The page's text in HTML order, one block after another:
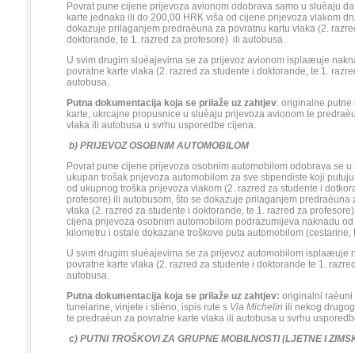
Povrat pune cijene prijevoza avionom odobrava samo u sluèaju
karte jednaka ili do 200,00 HRK viša od cijene prijevoza vlakom
dokazuje prilaganjem predraèuna za povratnu kartu vlaka (2.
doktorande, te 1. razred za profesore) ili autobusa.
U svim drugim sluèajevima se za prijevoz avionom isplaæuje
povratne karte vlaka (2. razred za studente i doktorande, te 1.
autobusa.
Putna dokumentacija koja se prilaže uz zahtjev: originalne putne
karte, ukrcajne propusnice u sluèaju prijevoza avionom te
vlaka ili autobusa u svrhu usporedbe cijena.
b) PRIJEVOZ OSOBNIM AUTOMOBILOM
Povrat pune cijene prijevoza osobnim automobilom odobrava se
ukupan trošak prijevoza automobilom za sve stipendiste koji
od ukupnog troška prijevoza vlakom (2. razred za studente i
profesore) ili autobusom, što se dokazuje prilaganjem predraèuna
vlaka (2. razred za studente i doktorande, te 1. razred za
cijena prijevoza osobnim automobilom podrazumijeva naknadu
kilometru i ostale dokazane troškove puta automobilom
U svim drugim sluèajevima se za prijevoz automobilom isplaæuje
povratne karte vlaka (2. razred za studente i doktorande te 1.
autobusa.
Putna dokumentacija koja se prilaže uz zahtjev: originalni raèuni
tunelarine, vinjete i slièno, ispis rute s Via Michelin ili nekog
te predraèun za povratne karte vlaka ili autobusa u svrhu
c) PUTNI TROŠKOVI ZA GRUPNE MOBILNOSTI (LJETNE I